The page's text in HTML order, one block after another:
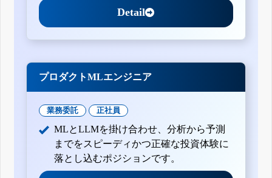
Detail
プロダクトMLエンジニア
業務委託 正社員
MLとLLMを掛け合わせ、分析から予測
までをスピーディかつ正確な投資体験に
落とし込むポジションです。